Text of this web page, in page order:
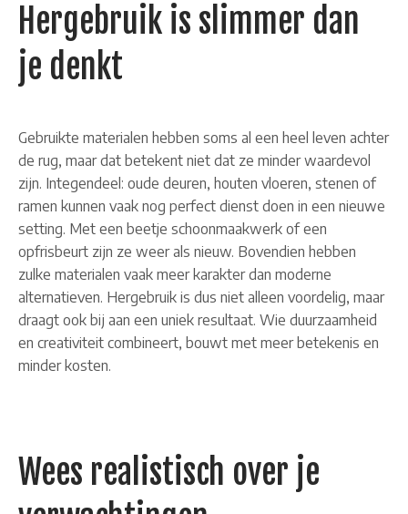
Hergebruik is slimmer dan
je denkt
Gebruikte materialen hebben soms al een heel leven achter
de rug, maar dat betekent niet dat ze minder waardevol
zijn. Integendeel: oude deuren, houten vloeren, stenen of
ramen kunnen vaak nog perfect dienst doen in een nieuwe
setting. Met een beetje schoonmaakwerk of een
opfrisbeurt zijn ze weer als nieuw. Bovendien hebben
zulke materialen vaak meer karakter dan moderne
alternatieven. Hergebruik is dus niet alleen voordelig, maar
draagt ook bij aan een uniek resultaat. Wie duurzaamheid
en creativiteit combineert, bouwt met meer betekenis en
minder kosten.
Wees realistisch over je